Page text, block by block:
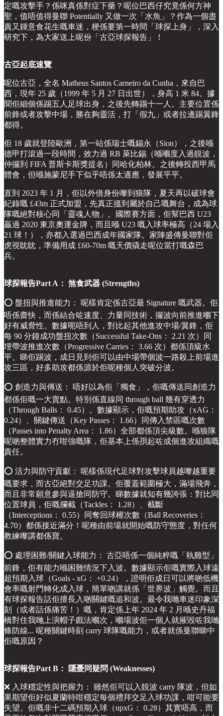
定嘅攻擊手？係咪真係對症下藥？呢位巴西仔究竟係何方神
聖，值唔值得曼聯 Potentially 又做一次「水魚」？作為一個盡
責又鍾意食花生嘅車迷，梗係要第一時間「球探上身」，深入
研究下，為大家送上呢份「古亞球探報告」！
古亞起底速覽
呢位古亞，全名 Matheus Santos Carneiro da Cunha，來自巴
西，現年 25 歲（1999 年 5 月 27 日出世），身高 1 米 84。據
聞佢細個係踢五人足球出身，之後先轉踢十一人。主要位置係
前鋒或者攻擊中場，勝在夠靈活，打「假九」或者拉邊踢翼鋒
都得。
佢 18 歲就登陸歐洲，第一站係瑞士嘅錫永（Sion），之後喺
德甲打滾過一段時間，效力過 RB 萊比錫（喺嗰度入過靚波，
仲攞到 FIFA 普斯卡斯獎提名）同哈化柏林。之後轉投西甲馬
體會，但喺施蒙尼手下似乎唔係太適應，發展平平。
直到 2023 年 1 月，佢以外借身份嚟到狼隊，夏天再以破球會
紀錄嘅 £43m 正式加盟，先真正搵到屬於自己嘅舞台，成為球
隊嘅絕對核心同「靈魂人物」。國際賽方面，佢幫巴西 U23
贏過 2020 東京奧運金牌，而且喺 U23 嘅入球率極高（24 場入
21 球！），亦都入選過巴西成年國家隊。家陣盛傳曼聯對佢
虎視眈眈，準備用成 £60-70m 嘅天價撬走呢位當打嘅森巴
兵。
球探報告Part A： 煞食武器 (Strengths)
⭕️ 盤扭與推進能力： 呢樣肯定係古亞最 Signature 嘅武器。佢
唔係齋快，而係結合咗速度、力量同技術，攞波向前推進嗰下
好有威脅性。數據呃唔到人，對比起其他進攻中場/翼鋒，佢
每 90 分鐘成功盤扭次數（Successful Take-Ons： 2.21 次）同
埋帶波推進次數（Progressive Carries： 3.66 次）都係頂級水
平。睇佢踢波，成日見到佢可以由中場帶個波一路殺上前場進
攻三區，好多助攻都係源於佢呢種個人突破分波。
⭕️ 創造力與傳送： 唔好以為佢「獨食」，佢嘅傳送同創造力
都係佢嘅一大賣點。特別係直線同 through ball 幾有穿透力
（Through Balls： 0.45）。數據顯示，佢嘅預期助攻（xAG：
0.24）、關鍵傳送（Key Passes： 1.66）同傳入禁區嘅次數
（Passes into Penalty Area： 1.86）全部都係頂尖級數。喺狼隊
呢啲整體實力冇咁強嘅隊，佢基本上係孭起咗成個進攻組織嘅
責任。
⭕️ 活力與防守貢獻： 呢樣係現代足球對攻擊球員越嚟越重要
嘅要求，而古亞絕對交足功課。佢覆蓋範圍極大，滿場飛奔，
而且非常願意參與逼搶同防守。睇數據就知有幾誇張：對比同
位置球員，佢嘅攔截（Tackles： 1.28）、截斷
（Interceptions： 0.55）同奪回球權次數（Ball Recoveries：
4.70）都係接近滿分！呢種由前場就開始嘅防守態度，對任何
教練嚟講都係寶。
⭕️ 處理困難/關鍵入球能力： 古亞唔係一個純粹嘅「執雞型」
前鋒，佢有能力喺困難情況下入波。數據顯示佢嘅實際入球遠
超預期入球（Goals - xG： +0.24），證明佢成日可以將啲低機
會率嘅射門轉化成入球，簡單啲講就係「世界波」觸覺。而且
有球探報告話佢擅長入啲關鍵嘅追和波。最令我哋車迷印象深
刻（或者話係痛苦！）嘅，肯定係上年 2024 年 2 月喺史丹福
橋對住我哋上演帽子戲法嗰次，嗰場波佢一個人就摧毀咗我哋
條防線... 呢種關鍵時刻 carry 球隊嘅能力，或者就係曼聯睇中
佢嘅原因？
球探報告Part B： 隱憂同疑問 (Weaknesses)
❌ 入球穩定性與把握力： 雖然佢可以入靚波 carry 隊波，但如
果期望佢好似夏蘭特咁穩定每個禮拜交足入球功課，咁可能要
失望。佢嘅非十二碼預期入球（npxG： 0.28）其實唔高，而